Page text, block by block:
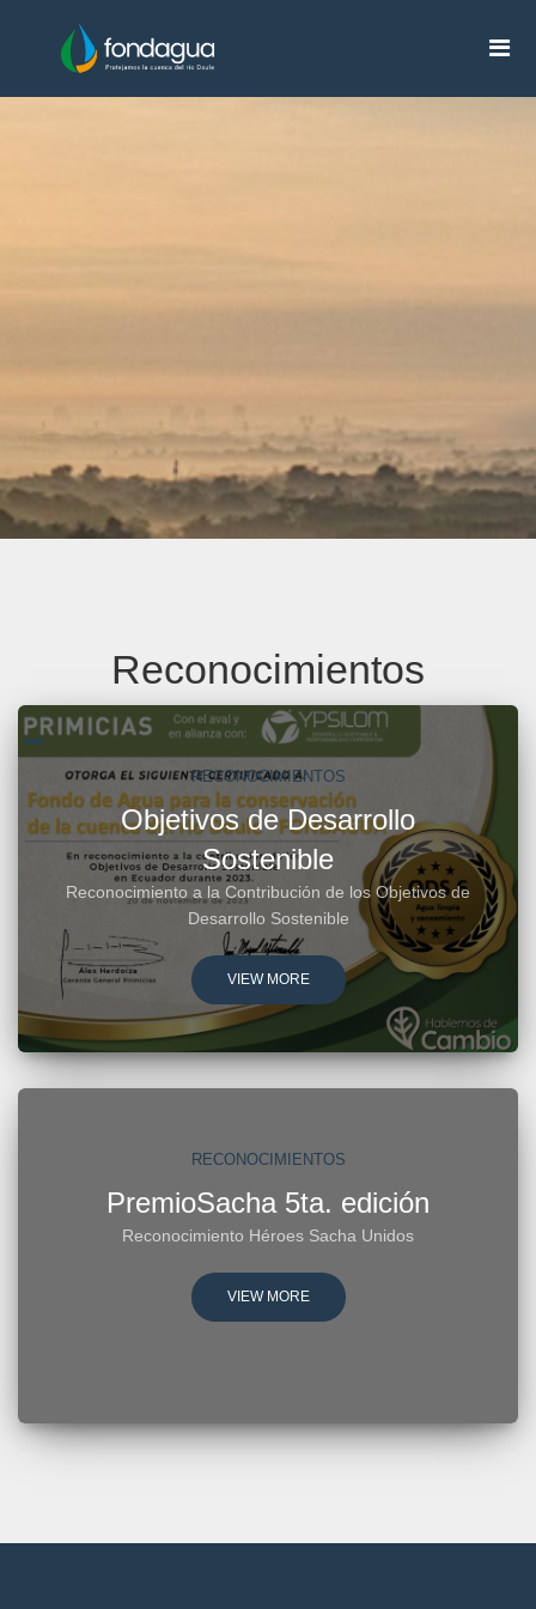
Reconocimientos
RECONOCIMIENTOS
Objetivos de Desarrollo
Sostenible
Reconocimiento a la Contribución de los Objetivos de
Desarrollo Sostenible
VIEW MORE
RECONOCIMIENTOS
PremioSacha 5ta. edición
Reconocimiento Héroes Sacha Unidos
VIEW MORE